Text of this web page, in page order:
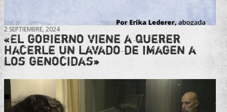
2 SEPTIEMBRE, 2024
«El gobierno viene a querer
hacerle un lavado de imagen a
los genocidas»